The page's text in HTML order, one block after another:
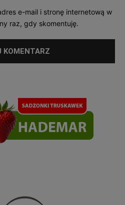
e-mail i stronę internetową w
raz, gdy skomentuję.